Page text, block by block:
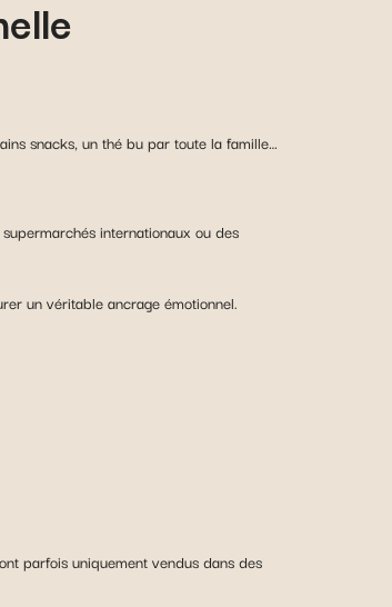
snacks, un thé bu par toute la famille…
internationaux ou des
un véritable ancrage émotionnel.
parfois uniquement vendus dans des